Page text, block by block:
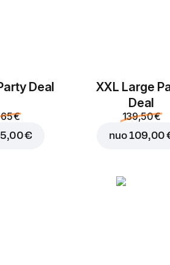
Deal
€
€
XXL Large
Deal
139,50 €
nuo 109,00